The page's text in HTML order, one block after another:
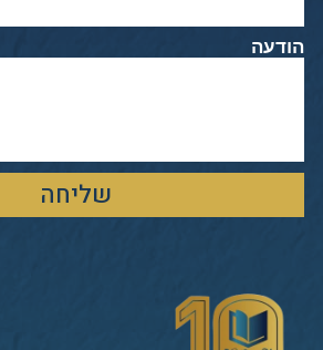
הודעה
שליחה